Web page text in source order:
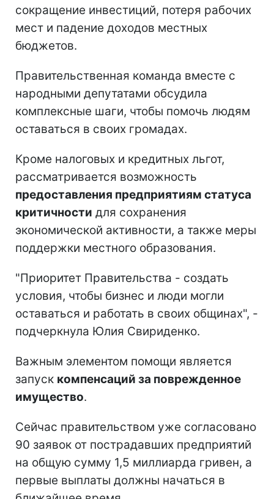
сокращение инвестиций, потеря рабочих
мест и падение доходов местных
бюджетов.
Правительственная команда вместе с
народными депутатами обсудила
комплексные шаги, чтобы помочь людям
оставаться в своих громадах.
Кроме налоговых и кредитных льгот,
рассматривается возможность
предоставления предприятиям статуса
критичности для сохранения
экономической активности, а также меры
поддержки местного образования.
"Приоритет Правительства - создать
условия, чтобы бизнес и люди могли
оставаться и работать в своих общинах", -
подчеркнула Юлия Свириденко.
Важным элементом помощи является
запуск компенсаций за поврежденное
имущество.
Сейчас правительством уже согласовано
90 заявок от пострадавших предприятий
на общую сумму 1,5 миллиарда гривен, а
первые выплаты должны начаться в